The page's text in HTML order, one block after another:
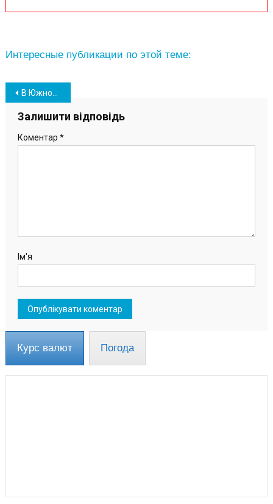
Интересные публикации по этой теме:
Навігація
записів
В Южном почтили память жертв голодоморов в Украине (фото)
Залишити відповідь
Коментар *
Ім'я
Курс валют Погода